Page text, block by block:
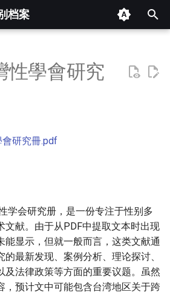
档案
性學會研究
研究冊.pdf
学会研究册，是一份专注于性别多
文献。由于从PDF中提取文本时出现
能显示，但就一般而言，这类文献通
最新发现、案例分析、理论探讨、
及法律政策等方面的重要议题。虽然
，预计文中可能包含台湾地区关于跨